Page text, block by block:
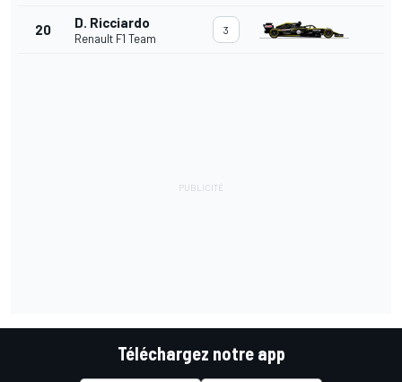
20 D. Ricciardo
Renault F1 Team
3
Téléchargez notre app